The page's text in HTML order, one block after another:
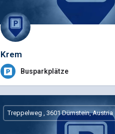
Krem
Busparkplätze
Treppelweg , 3601 Dürnstein, Austria